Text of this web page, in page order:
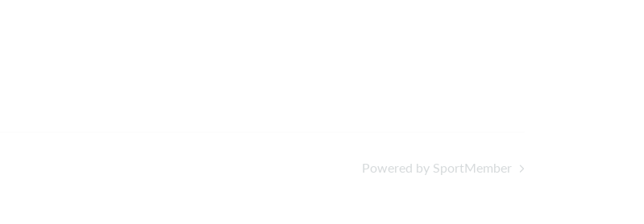
Powered by SportMember